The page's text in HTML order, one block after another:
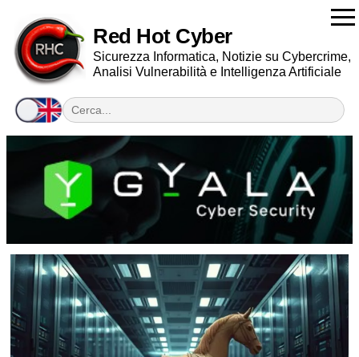
Red Hot Cyber
Sicurezza Informatica, Notizie su Cybercrime,
Analisi Vulnerabilità e Intelligenza Artificiale